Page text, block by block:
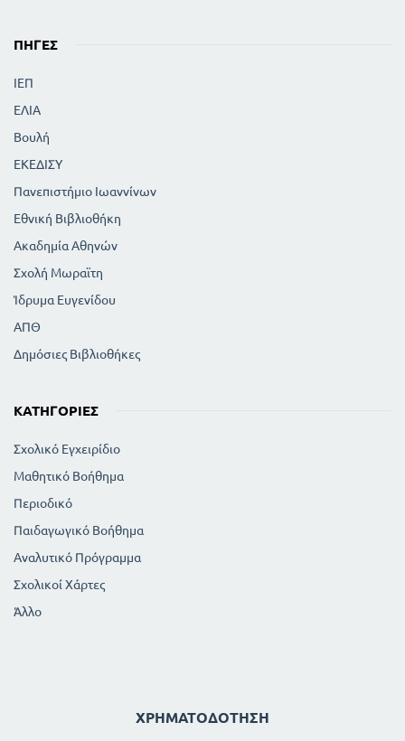
ΠΗΓΈΣ
ΙΕΠ
ΕΛΙΑ
Βουλή
ΕΚΕΔΙΣΥ
Πανεπιστήμιο Ιωαννίνων
Εθνική Βιβλιοθήκη
Ακαδημία Αθηνών
Σχολή Μωραϊτη
Ίδρυμα Ευγενίδου
ΑΠΘ
Δημόσιες Βιβλιοθήκες
ΚΑΤΗΓΟΡΊΕΣ
Σχολικό Εγχειρίδιο
Μαθητικό Βοήθημα
Περιοδικό
Παιδαγωγικό Βοήθημα
Αναλυτικό Πρόγραμμα
Σχολικοί Χάρτες
Άλλο
ΧΡΗΜΑΤΟΔΌΤΗΣΗ